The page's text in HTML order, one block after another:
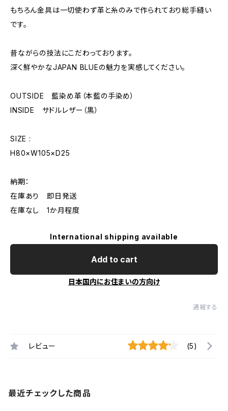
もちろん金具は一切使わず革と糸のみで作られており総手縫い
です。
昔ながらの技法にこだわっております。
深く鮮やかなJAPAN BLUEの魅力を実感してください。
OUTSIDE 藍染め革（本藍の手染め）
INSIDE サドルレザー（黒）
SIZE :
H80×W105×D25
納期：
在庫あり 即日発送
在庫なし 1か月程度
International shipping available
Add to cart
日本国内にお住まいの方向け
通報する
レビュー (5)
最近チェックした商品